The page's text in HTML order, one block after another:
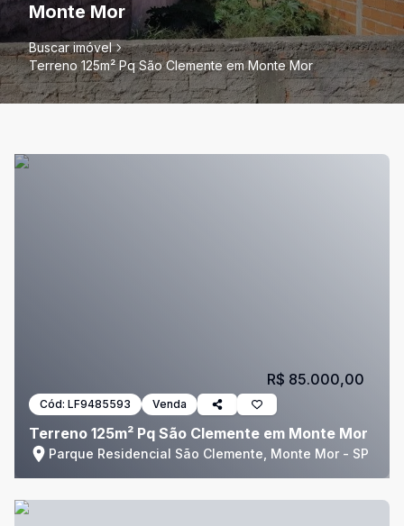
Monte Mor
Buscar imóvel
Terreno 125m² Pq São Clemente em Monte Mor
Cód: LF9485593 Venda
Terreno 125m² Pq São Clemente em Monte Mor
Parque Residencial São Clemente, Monte Mor - SP
R$ 85.000,00